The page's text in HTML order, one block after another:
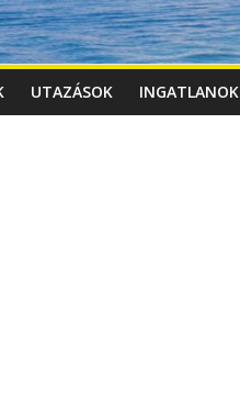
UTAZÁSOK INGATLANOK